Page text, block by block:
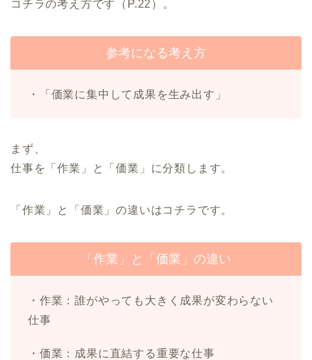
コチラの考え方です（P.22）。
参考になる考え方
・「価業に集中して成果を生み出す」
まず、
仕事を「作業」と「価業」に分類します。
「作業」と「価業」の違いはコチラです。
「作業」と「価業」の違い
・作業：誰がやっても大きく成果が変わらない
仕事
・価業：成果に直結する重要な仕事